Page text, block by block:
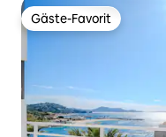
Gäste-Favorit
Gäste-Favorit